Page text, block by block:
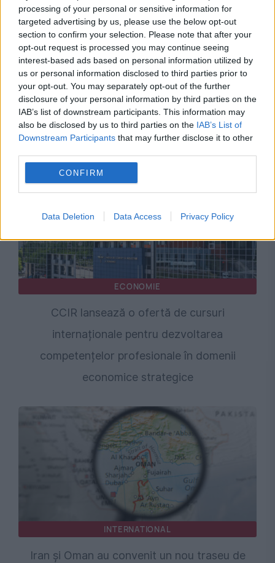
processing of your personal or sensitive information for
targeted advertising by us, please use the below opt-out
section to confirm your selection. Please note that after your
opt-out request is processed you may continue seeing
interest-based ads based on personal information utilized by
us or personal information disclosed to third parties prior to
your opt-out. You may separately opt-out of the further
disclosure of your personal information by third parties on the
IAB’s list of downstream participants. This information may
also be disclosed by us to third parties on the IAB’s List of
Downstream Participants that may further disclose it to other
CONFIRM
Data Deletion Data Access Privacy Policy
Recomandările noastre
ECONOMIE
CCIR lansează o ofertă de cursuri
internaționale pentru dezvoltarea
competențelor profesionale în domenii
economice strategice
INTERNATIONAL
Iran și Oman au convenit un nou traseu de